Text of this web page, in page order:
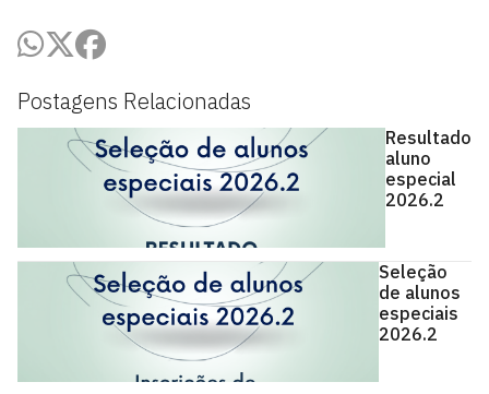
Postagens Relacionadas
Resultado
aluno
especial
2026.2
Seleção
de alunos
especiais
2026.2